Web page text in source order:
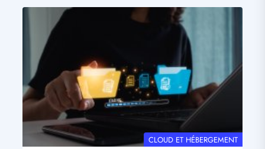
THÉMATIQUE
CLOUD ET HÉBERGEMENT